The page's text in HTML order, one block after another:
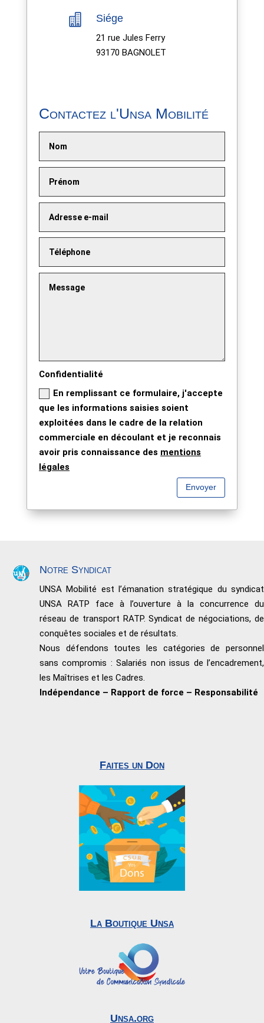
 Siége
21 rue Jules Ferry
93170 BAGNOLET
Contactez l'Unsa Mobilité
Confidentialité
En remplissant ce formulaire, j'accepte
que les informations saisies soient
exploitées dans le cadre de la relation
commerciale en découlant et je reconnais
avoir pris connaissance des mentions
légales
Envoyer
Notre Syndicat
UNSA Mobilité est l’émanation stratégique du syndicat
UNSA RATP face à l’ouverture à la concurrence du
réseau de transport RATP. Syndicat de négociations, de
conquêtes sociales et de résultats.
Nous défendons toutes les catégories de personnel
sans compromis : Salariés non issus de l’encadrement,
les Maîtrises et les Cadres.
Indépendance – Rapport de force – Responsabilité
Faites un Don
La Boutique Unsa
Unsa.org